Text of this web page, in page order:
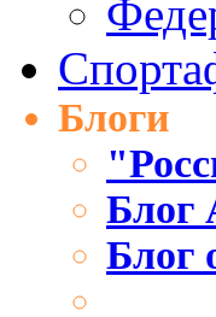
Блоги
Блог
Блог